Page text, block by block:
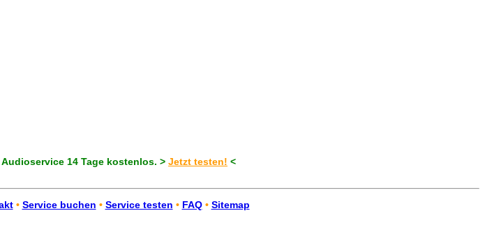
14 Tage kostenlos. > Jetzt testen! <
• Service buchen • Service testen • FAQ• Sitemap